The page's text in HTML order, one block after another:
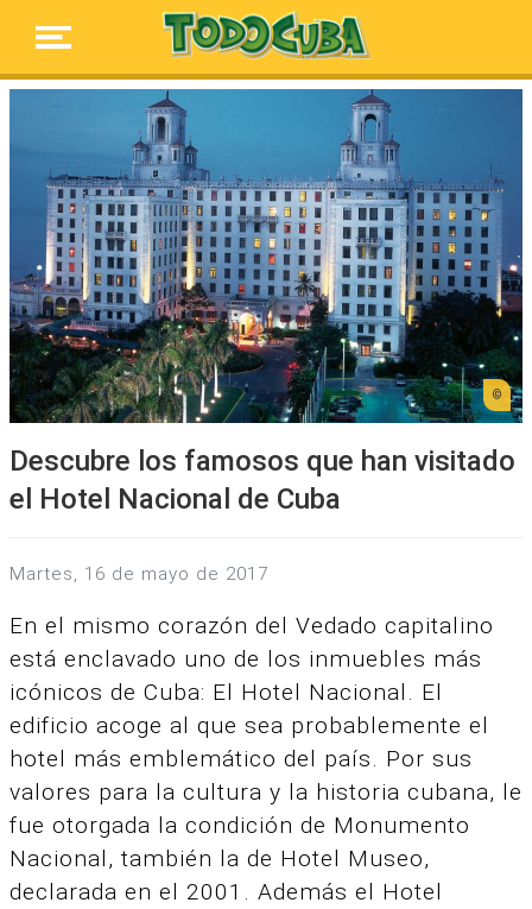
Descubre los famosos que han visitado
el Hotel Nacional de Cuba
martes, 16 de mayo de 2017
En el mismo corazón del Vedado capitalino
está enclavado uno de los inmuebles más
icónicos de Cuba: El Hotel Nacional. El
edificio acoge al que sea probablemente el
hotel más emblemático del país. Por sus
valores para la cultura y la historia cubana, le
fue otorgada la condición de Monumento
Nacional, también la de Hotel Museo,
declarada en el 2001. Además el Hotel